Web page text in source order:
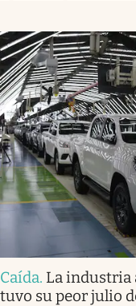
Caída. La
tuvo su peor julio